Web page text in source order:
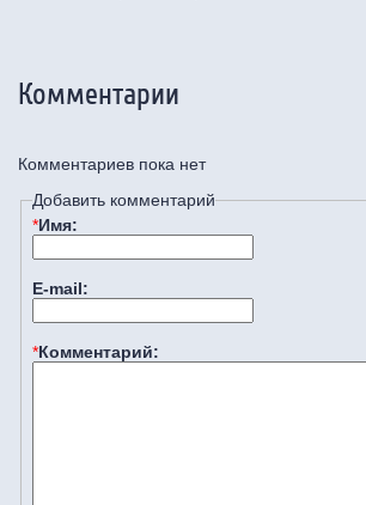
Комментарии
Комментариев пока нет
Добавить комментарий
*Имя:
E-mail:
*Комментарий: